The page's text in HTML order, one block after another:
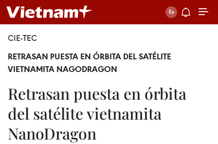
CIE-TEC
RETRASAN PUESTA EN ÓRBITA DEL SATÉLITE
VIETNAMITA NAGODRAGON
Retrasan puesta en órbita
del satélite vietnamita
NanoDragon